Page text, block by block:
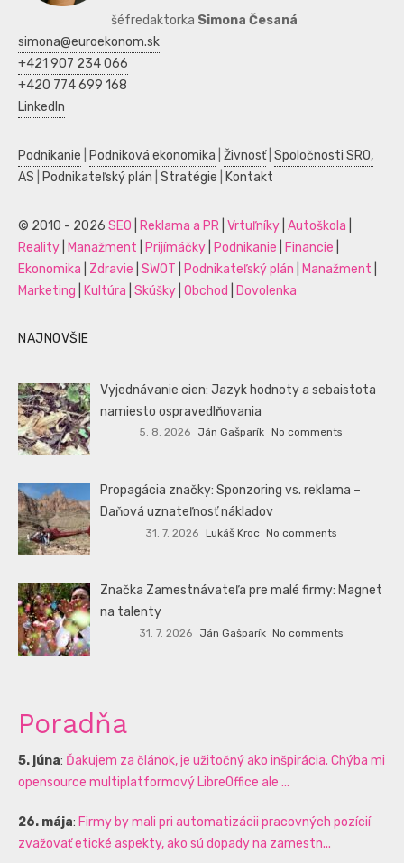
šéfredaktorka Simona Česaná
simona@euroekonom.sk
+421 907 234 066
+420 774 699 168
LinkedIn
Podnikanie Podniková ekonomika Živnosť| Spoločnosti SRO,
AS
Podnikateľský plán Stratégie Kontakt
© 2010 - 2026 SEO Reklama a PR Vrtuľníky Autoškola
Reality
Manažment Prijímáčky Podnikanie Financie
Ekonomika
Zdravie SWOT Podnikateľský plán Manažment
Marketing
Kultúra Skúšky Obchod Dovolenka
NAJNOVŠIE
Vyjednávanie cien: Jazyk hodnoty a sebaistota
namiesto ospravedlňovania
5. 8. 2026 Ján Gašparík No comments
Propagácia značky: Sponzoring vs. reklama –
Daňová uznateľnosť nákladov
31. 7. 2026 Lukáš Kroc No comments
Značka Zamestnávateľa pre malé firmy: Magnet
na talenty
31. 7. 2026 Ján Gašparík No comments
Poradňa
5. júna: Ďakujem za článok, je užitočný ako inšpirácia. Chýba mi
opensource multiplatformový LibreOffice ale ...
26. mája: Firmy by mali pri automatizácii pracovných pozícií
zvažovať etické aspekty, ako sú dopady na zamestn...